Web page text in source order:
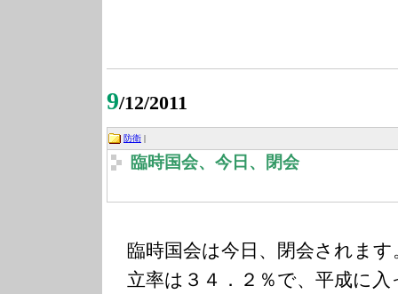
9/12/2011
防衛 |
臨時国会、今日、閉会
臨時国会は今日、閉会されま
立率は３４．２％で、平成に